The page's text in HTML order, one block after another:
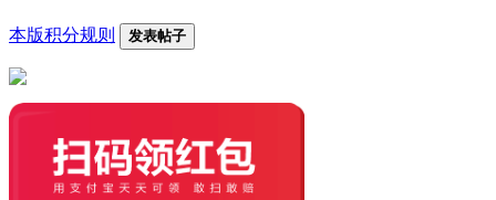
本版积分规则 发表帖子